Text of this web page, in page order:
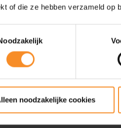
of die ze hebben verzameld op
noodzakelijke cookies
Saucony Kinvara 14